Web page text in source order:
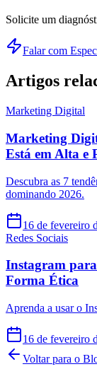
Solicite um
Falar com
Artigos
Marketing Digital
Marketing
Está em Alta e
Descubra as 7
dominando 2026.
16 de fevereiro
Redes Sociais
Instagram
Forma Ética
Aprenda a usar o
16 de fevereiro
Voltar para o